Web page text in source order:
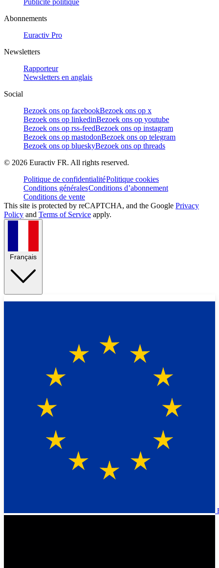
Publicité politique
Abonnements
Euractiv Pro
Newsletters
Rapporteur
Newsletters en anglais
Social
Bezoek ons op facebookBezoek ons op x
Bezoek ons op linkedinBezoek ons op youtube
Bezoek ons op rss-feedBezoek ons op instagram
Bezoek ons op mastodonBezoek ons op telegram
Bezoek ons op blueskyBezoek ons op threads
© 2026 Euractiv FR. All rights reserved.
Politique de confidentialitéPolitique cookies
Conditions généralesConditions d’abonnement
Conditions de vente
This site is protected by reCAPTCHA, and the Google Privacy
Policy and Terms of Service apply.
Français